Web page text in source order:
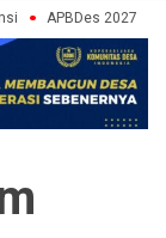
APBDes 2027: